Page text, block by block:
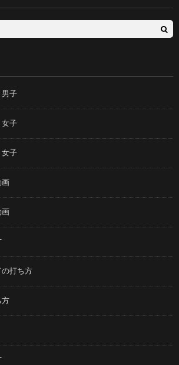
男子
女子
女子
画
画
の打ち方
方